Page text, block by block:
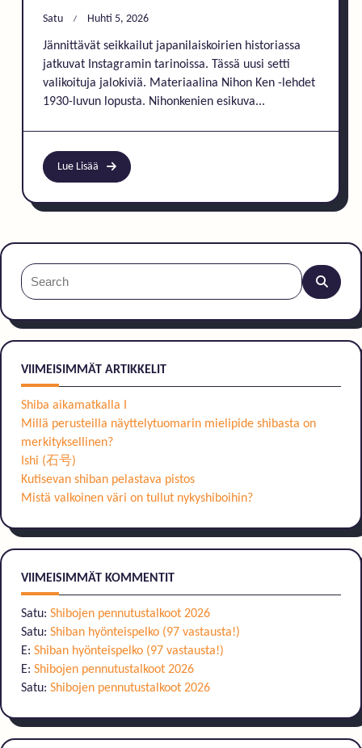
Satu Huhti 5, 2026
Jännittävät seikkailut japanilaiskoirien historiassa
jatkuvat Instagramin tarinoissa. Tässä uusi setti
valikoituja jalokiviä. Materiaalina Nihon Ken -lehdet
1930-luvun lopusta. Nihonkenien esikuva...
Lue Lisää
Search
for:
VIIMEISIMMÄT ARTIKKELIT
Shiba aikamatkalla I
Millä perusteilla näyttelytuomarin mielipide shibasta on
merkityksellinen?
Ishi (石号)
Kutisevan shiban pelastava pistos
Mistä valkoinen väri on tullut nykyshiboihin?
VIIMEISIMMÄT KOMMENTIT
Satu: Shibojen pennutustalkoot 2026
Satu: Shiban hyönteispelko (97 vastausta!)
E: Shiban hyönteispelko (97 vastausta!)
E: Shibojen pennutustalkoot 2026
Satu: Shibojen pennutustalkoot 2026